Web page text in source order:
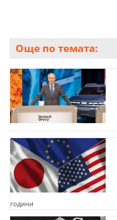
Още по темата:
години